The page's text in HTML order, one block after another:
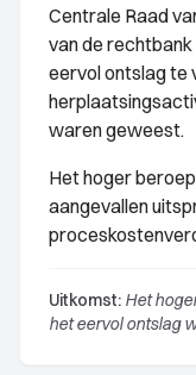
Centrale Raad
van de
eervol ontslag te
waren geweest.
Het hoger
aangevallen
Uitkomst: Het
het eervol ontslag